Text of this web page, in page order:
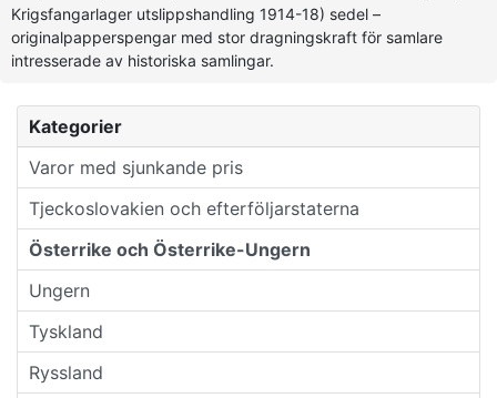
Kategorier
Varor med sjunkande pris
Tjeckoslovakien och efterföljarstaterna
Österrike och Österrike-Ungern
Ungern
Tyskland
Ryssland
Krigsfangarlager utslippshandling 1914-18) sedel –
originalpapperspengar med stor dragningskraft för samlare
intresserade av historiska samlingar.